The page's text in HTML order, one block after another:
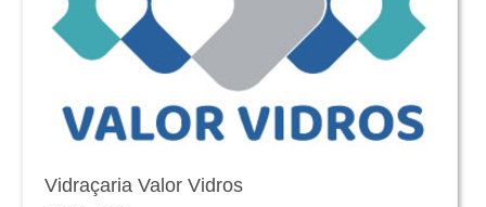
Vidraçaria Valor Vidros